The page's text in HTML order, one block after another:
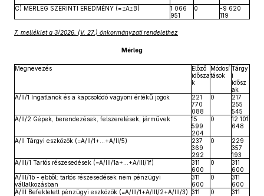
C) MÉRLEG SZERINTI EREDMÉNY (=±A±B)
1 066
951
0
-9 620
119
7. melléklet a 3/2026. (V. 27.) önkormányzati rendelethez
Mérleg
Megnevezés
Előző
idősza
k
Módosí
tások
Tárgy
i
idősz
ak
A/II/1 Ingatlanok és a kapcsolódó vagyoni értékű jogok
221
770
088
0
217
255
545
A/II/2 Gépek, berendezések, felszerelések, járművek
15
599
204
0
12 101
648
A/II Tárgyi eszközök (=A/II/1+...+A/II/5)
237
369
292
0
229
357
193
A/III/1 Tartós részesedések (=A/III/1a+…+A/III/1f)
311
600
0
311
600
A/III/1b - ebből: tartós részesedések nem pénzügyi
vállalkozásban
311
600
0
311
600
A/III Befektetett pénzügyi eszközök (=A/III/1+A/III/2+A/III/3) 311
0
311